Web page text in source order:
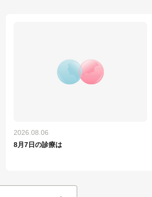
2026.08.06
8月7日の診療は